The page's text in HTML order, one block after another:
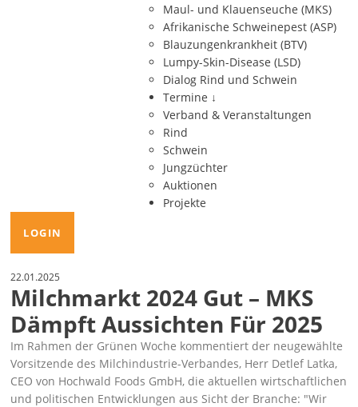
Maul- und Klauenseuche (MKS)
Afrikanische Schweinepest (ASP)
Blauzungenkrankheit (BTV)
Lumpy-Skin-Disease (LSD)
Dialog Rind und Schwein
Termine ↓
Verband & Veranstaltungen
Rind
Schwein
Jungzüchter
Auktionen
Projekte
LOGIN
22.01.2025
Milchmarkt 2024 Gut – MKS
Dämpft Aussichten Für 2025
Im Rahmen der Grünen Woche kommentiert der neugewählte
Vorsitzende des Milchindustrie-Verbandes, Herr Detlef Latka,
CEO von Hochwald Foods GmbH, die aktuellen wirtschaftlichen
und politischen Entwicklungen aus Sicht der Branche:
Wir